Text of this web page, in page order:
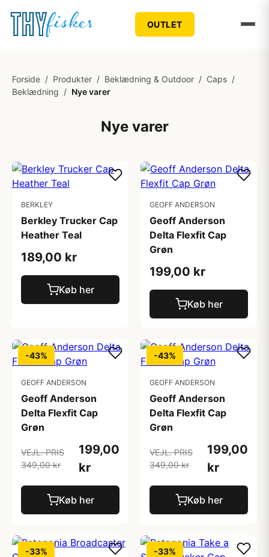
OUTLET
Forside / Produkter / Beklædning & Outdoor / Caps /
Beklædning / Nye varer
Nye varer
BERKLEY
Berkley Trucker Cap
Heather Teal
189,00 kr
Køb her
GEOFF ANDERSON
Geoff Anderson
Delta Flexfit Cap
Grøn
199,00 kr
Køb her
-43%
GEOFF ANDERSON
Geoff Anderson
Delta Flexfit Cap
Grøn
VEJL. PRIS
349,00 kr
199,00
kr
Køb her
-43%
GEOFF ANDERSON
Geoff Anderson
Delta Flexfit Cap
Grøn
VEJL. PRIS
349,00 kr
199,00
kr
Køb her
-33% -33%